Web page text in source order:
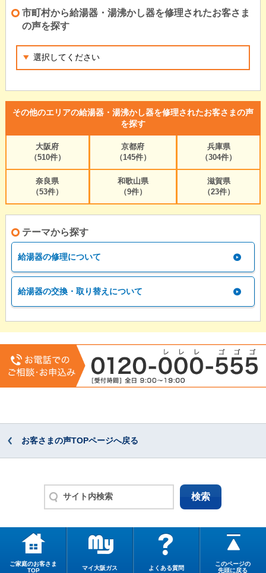
市町村から給湯器・湯沸かし器を修理されたお客さま
の声を探す
その他のエリアの給湯器・湯沸かし器を修理されたお客さまの声
を探す
大阪府
（510件）
京都府
（145件）
兵庫県
（304件）
奈良県
（53件）
和歌山県
（9件）
滋賀県
（23件）
テーマから探す
給湯器の修理について
給湯器の交換・取り替えについて
お客さまの声TOPページへ戻る
ご家庭のお客さま
TOP
マイ大阪ガス よくある質問
このページの
先頭に戻る